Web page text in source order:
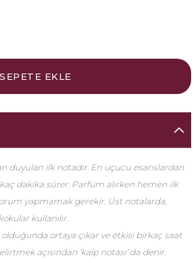
duyulan ilk notadır. En uçucu esanslardan
dakika sürer. Parfüm alırken hemen ilk
yapmamak gerekir. Üst notalarda,
kullanılır.
ortaya çıkar ve etkisi birkaç saat
açısından ‘kalp notası’ da denir.